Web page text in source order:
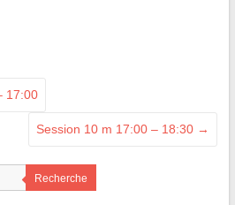
17:00
Session 10 m 17:00 – 18:30 →
Recherche